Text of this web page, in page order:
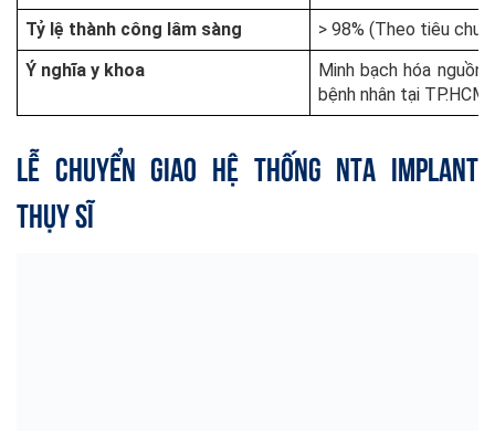
Tỷ lệ thành công lâm sàng
> 98% (Theo tiêu
Ý nghĩa y khoa
Minh bạch hóa
bệnh nhân tại TP.HCM.
Lễ Chuyển Giao Hệ Thống NTA Implant
Thụy Sĩ